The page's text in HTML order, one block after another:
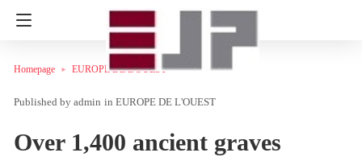
Homepage EUROPE DE L'OUEST
admin in EUROPE DE L'OUEST
Over 1,400 ancient graves